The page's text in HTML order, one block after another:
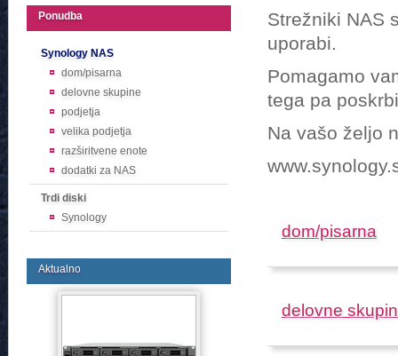
Ponudba
Synology NAS
dom/pisarna
delovne skupine
podjetja
velika podjetja
razširitvene enote
dodatki za NAS
Trdi diski
Synology
Aktualno
Strežniki NAS
uporabi.
Pomagamo
tega pa
Na vašo željo
dom/pisarna
delovne